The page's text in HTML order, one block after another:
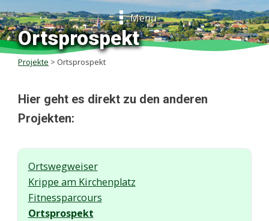
Menu
Ortsprospekt
Projekte > Ortsprospekt
Hier geht es direkt zu den anderen
Projekten:
Ortswegweiser
Krippe am Kirchenplatz
Fitnessparcours
Ortsprospekt